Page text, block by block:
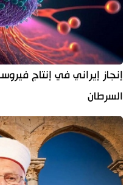
إنجاز إيراني في إنتاج
السرطان